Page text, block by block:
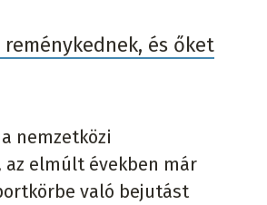
és őket
nemzetközi
elmúlt években már
való bejutást